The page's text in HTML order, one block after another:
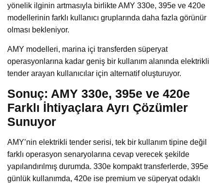
yönelik ilginin artmasıyla birlikte AMY 330e, 395e ve 420e
modellerinin farklı kullanıcı gruplarında daha fazla görünür
olması bekleniyor.
AMY modelleri, marina içi transferden süperyat
operasyonlarına kadar geniş bir kullanım alanında elektrikli
tender arayan kullanıcılar için alternatif oluşturuyor.
Sonuç: AMY 330e, 395e ve 420e
Farklı İhtiyaçlara Ayrı Çözümler
Sunuyor
AMY’nin elektrikli tender serisi, tek bir kullanım tipine değil
farklı operasyon senaryolarına cevap verecek şekilde
yapılandırılmış durumda. 330e kompakt transferlerde, 395e
günlük kullanımda, 420e ise premium ve süperyat odaklı